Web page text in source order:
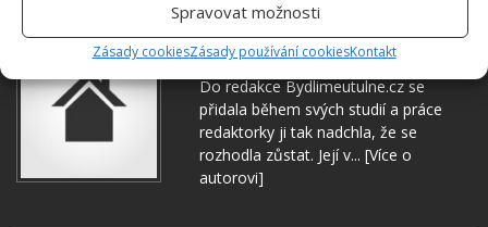
Spravovat možnosti
Zásady cookiesZásady používání cookiesKontakt
Hana Musilová
Do redakce Bydlimeutulne.cz se
přidala během svých studií a práce
redaktorky ji tak nadchla, že se
rozhodla zůstat. Její v... [Více o
autorovi]